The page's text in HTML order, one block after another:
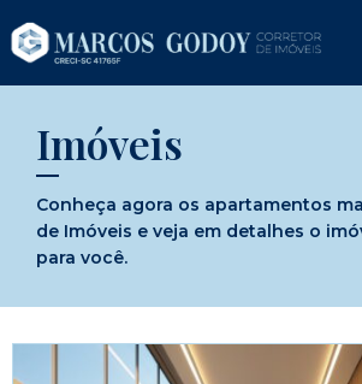
Imóveis
Conheça agora os apartamentos
de Imóveis e veja em detalhes o
para você.